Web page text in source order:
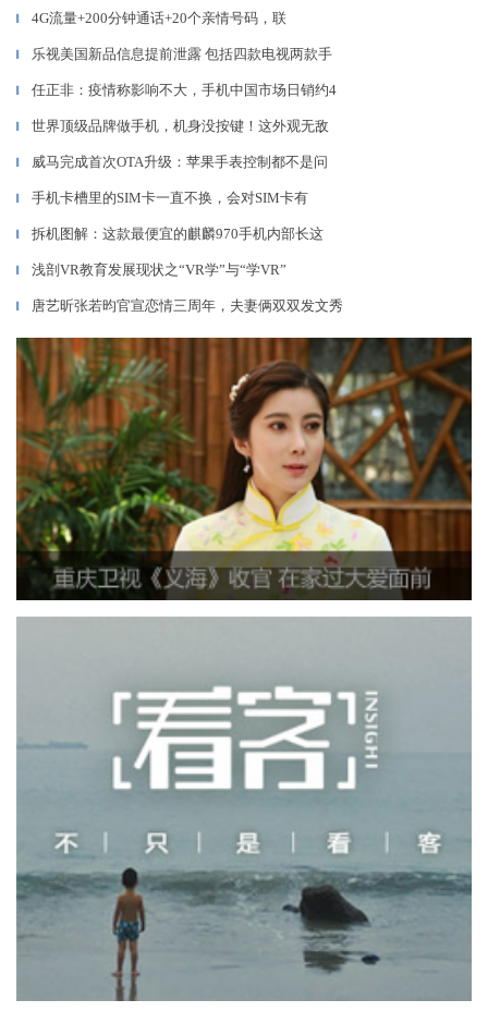
▎ 4G流量+200分钟通话+20个亲情号码，联
▎ 乐视美国新品信息提前泄露 包括四款电视两款手
▎ 任正非：疫情称影响不大，手机中国市场日销约4
▎ 世界顶级品牌做手机，机身没按键！这外观无敌
▎ 威马完成首次OTA升级：苹果手表控制都不是问
▎ 手机卡槽里的SIM卡一直不换，会对SIM卡有
▎ 拆机图解：这款最便宜的麒麟970手机内部长这
▎ 浅剖VR教育发展现状之“VR学”与“学VR”
▎ 唐艺昕张若昀官宣恋情三周年，夫妻俩双双发文秀